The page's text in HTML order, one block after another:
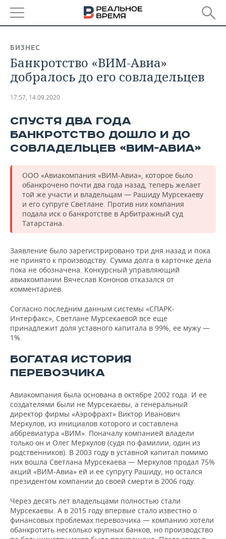
БАШКОРТОСТАН
ТАТАРСТАН
НОВОСТИ
АНАЛИТИКА
ДЕКЛАРАЦИИ О ДОХОДАХ
КОРОЛИ ГОСЗАКАЗА ПФО
ВУЗЫ ТАТАРСТАНА
КОМУ ПРИНАДЛЕЖАТ
ТОРГОВЫЕ ЦЕНТРЫ
ТАТАРСТАНА
НОВОСТИ ЭКОНОМИКИ
ФИНАНСЫ
БАНКИ
БЮДЖЕТ
ИНВЕСТИЦИИ
ПРОМЫШЛЕННОСТЬ
НОВОСТИ
АГРОПРОМ
МАШИНОСТРОЕНИЕ
НЕФТЕХИМИЯ
НЕФТЬ
ОПК
НЕДВИЖИМОСТЬ
НОВОСТИ НЕДВИЖИМОСТИ
АВТО
НОВОСТИ АВТО
БИЗНЕС
НОВОСТИ БИЗНЕСА
РОЗНИЧНАЯ ТОРГОВЛЯ
ТРАНСПОРТ
УСЛУГИ
ТЕХНОЛОГИИ
НОВОСТИ ТЕХНОЛОГИЙ
IT
МЕДИА
ТЕЛЕКОММУНИКАЦИИ
МЕРОПРИЯТИЯ
НОВОСТИ МЕРОПРИЯТИЙ
ВЫЕЗДНАЯ РЕДАКЦИЯ
БИЗНЕС-БРАНЧИ
ONLINE-КОНФЕРЕНЦИИ
ОТКРЫТАЯ ЛЕКЦИЯ
СПОРТ
НОВОСТИ СПОРТА
ФУТБОЛ
ХОККЕЙ
БАСКЕТБОЛ
КИБЕРСПОРТ
ФИГУРНОЕ КАТАНИЕ
ВОДНЫЕ ВИДЫ СПОРТА
ХОККЕЙ С МЯЧОМ
ОБЩЕСТВО
НОВОСТИ ОБЩЕСТВА
ВЛАСТЬ
ИНФРАСТРУКТУРА
КУЛЬТУРА
МЕДИЦИНА
ОБРАЗОВАНИЕ
ПРОИСШЕСТВИЯ
ФОТОГАЛЕРЕЯ
СЮЖЕТЫ
СПРАВОЧНИК
СПИСОК КОМПАНИЙ
БИЗНЕС
Банкротство «ВИМ-Авиа»
добралось до его совладельцев
17:57, 14.09.2020
СПУСТЯ ДВА ГОДА
БАНКРОТСТВО ДОШЛО И ДО
СОВЛАДЕЛЬЦЕВ «ВИМ-АВИА»
ООО «Авиакомпания «ВИМ-Авиа», которое было
обанкрочено почти два года назад, теперь желает
той же участи и владельцам — Рашиду Мурсекаеву
и его супруге Светлане. Против них компания
подала иск о банкротстве в Арбитражный суд
Татарстана.
Заявление было зарегистрировано три дня назад и пока
не принято к производству. Сумма долга в карточке дела
пока не обозначена. Конкурсный управляющий
авиакомпании Вячеслав Кононов отказался от
комментариев.
Согласно последним данным системы «СПАРК-
Интерфакс», Светлане Мурсекаевой все еще
принадлежит доля уставного капитала в 99%, ее мужу —
1%.
БОГАТАЯ ИСТОРИЯ
ПЕРЕВОЗЧИКА
Авиакомпания была основана в октябре 2002 года. И ее
создателями были не Мурсекаевы, а генеральный
директор фирмы «Аэрофрахт» Виктор Иванович
Меркулов, из инициалов которого и составлена
аббревиатура «ВИМ». Поначалу компанией владели
только он и Олег Меркулов (судя по фамилии, один из
родственников). В 2003 году в уставной капитал помимо
них вошла Светлана Мурсекаева — Меркулов продал 75%
акций «ВИМ-Авиа» ей и ее супругу Рашиду, но остался
президентом компании до своей смерти в 2006 году.
Через десять лет владельцами полностью стали
Мурсекаевы. А в 2015 году впервые стало известно о
финансовых проблемах перевозчика — компанию хотели
обанкротить несколько крупных банков, но производство